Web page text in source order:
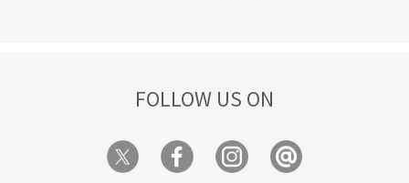
FOLLOW US ON